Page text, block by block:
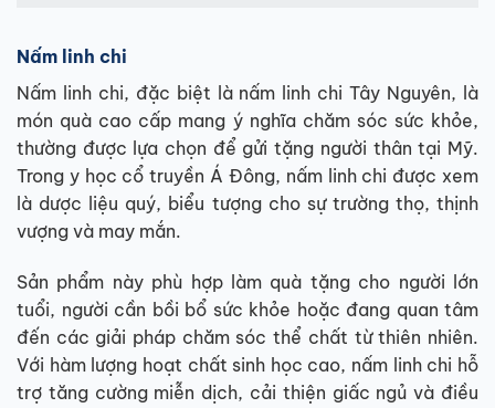
Nấm linh chi
Nấm linh chi, đặc biệt là nấm linh chi Tây Nguyên, là
món quà cao cấp mang ý nghĩa chăm sóc sức khỏe,
thường được lựa chọn để gửi tặng người thân tại Mỹ.
Trong y học cổ truyền Á Đông, nấm linh chi được xem
là dược liệu quý, biểu tượng cho sự trường thọ, thịnh
vượng và may mắn.
Sản phẩm này phù hợp làm quà tặng cho người lớn
tuổi, người cần bồi bổ sức khỏe hoặc đang quan tâm
đến các giải pháp chăm sóc thể chất từ thiên nhiên.
Với hàm lượng hoạt chất sinh học cao, nấm linh chi hỗ
trợ tăng cường miễn dịch, cải thiện giấc ngủ và điều